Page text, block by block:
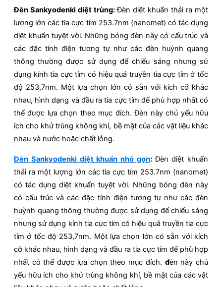
Đèn Sankyodenki diệt trùng:Đèn diệt khuẩn thải ra một
lượng lớn các tia cực tím 253.7nm (nanomet) có tác dụng
diệt khuẩn tuyệt vời. Những bóng đèn này có cấu trúc và
các đặc tính điện tương tự như các đèn huỳnh quang
thông thường được sử dụng để chiếu sáng nhưng sử
dụng kính tia cực tím có hiệu quả truyền tia cực tím ở tốc
độ 253,7nm. Một lựa chọn lớn có sẵn với kích cỡ khác
nhau, hình dạng và đầu ra tia cực tím để phù hợp nhất có
thể được lựa chọn theo mục đích. Đèn này chủ yếu hữu
ích cho khử trùng không khí, bề mặt của các vật liệu khác
nhau và nước hoặc chất lỏng.
Đèn Sankyodenki diệt khuẩn nhỏ gọn:Đèn diệt khuẩn
thải ra một lượng lớn các tia cực tím 253.7nm (nanomet)
có tác dụng diệt khuẩn tuyệt vời. Những bóng đèn này
có cấu trúc và các đặc tính điện tương tự như các đèn
huỳnh quang thông thường được sử dụng để chiếu sáng
nhưng sử dụng kính tia cực tím có hiệu quả truyền tia cực
tím ở tốc độ 253,7nm. Một lựa chọn lớn có sẵn với kích
cỡ khác nhau, hình dạng và đầu ra tia cực tím để phù hợp
nhất có thể được lựa chọn theo mục đích. đèn này chủ
yếu hữu ích cho khử trùng không khí, bề mặt của các vật